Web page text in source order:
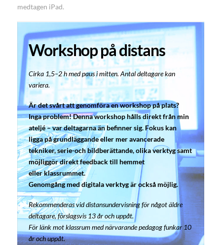
medtagen iPad.
Workshop på distans
Cirka 1,5–2 h med paus i mitten. Antal deltagare kan
variera.
Är det svårt att genomföra en workshop på plats?
Inga problem! Denna workshop hålls direkt från min
ateljé – var deltagarna än befinner sig. Fokus kan
ligga på grundläggande eller mer avancerade
tekniker, serie-och bildberättande, olika verktyg samt
möjliggör direkt feedback till hemmet
eller klassrummet.
Genomgång med digitala verktyg är också möjlig.
Rekommenderas vid distansundervisning för något äldre
deltagare, förslagsvis 13 år och uppåt.
För länk mot klassrum med närvarande pedagog funkar 10
år och uppåt.